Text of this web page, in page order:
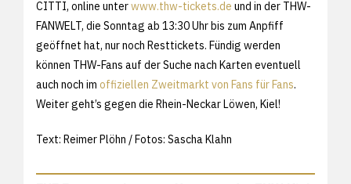
CITTI, online unterwww.thw-tickets.de und in der THW-
FANWELT, die Sonntag ab 13:30 Uhr bis zum Anpfiff
geöffnet hat, nur noch Resttickets. Fündig werden
können THW-Fans auf der Suche nach Karten eventuell
auch noch im offiziellen Zweitmarkt von Fans für Fans.
Weiter geht’s gegen die Rhein-Neckar Löwen, Kiel!
Text: Reimer Plöhn / Fotos: Sascha Klahn